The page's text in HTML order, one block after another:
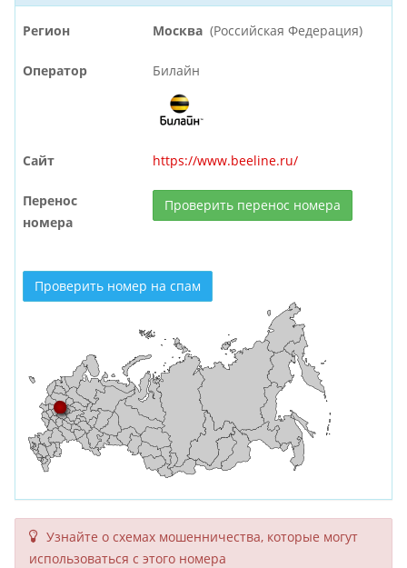
Регион Москва (Российская Федерация)
Оператор Билайн
Сайт https://www.beeline.ru/
Перенос
номера
Проверить перенос номера
Проверить номер на спам
Узнайте о схемах мошенни­чества, кото­рые могут
исполь­зоваться с этого номера